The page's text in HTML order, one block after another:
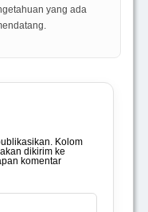
yang ada
Kolom
dikirim ke
komentar